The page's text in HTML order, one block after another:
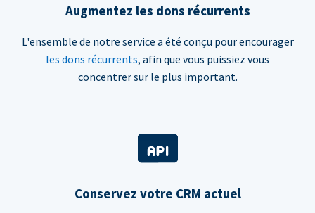
Augmentez les dons récurrents
L'ensemble de notre service a été conçu pour encourager
les dons récurrents, afin que vous puissiez vous
concentrer sur le plus important.
Conservez votre CRM actuel